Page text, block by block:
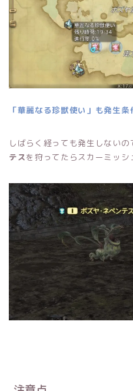
「華麗なる珍獣使い」も発生条
しばらく経っても発生しないの
テスを狩ってたらスカーミッシ